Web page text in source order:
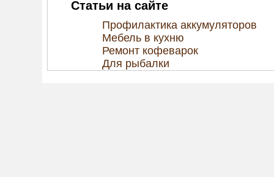
Статьи на сайте
Профилактика аккумуляторов
Мебель в кухню
Ремонт кофеварок
Для рыбалки